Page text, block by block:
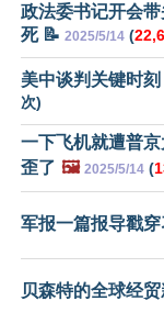
政法委书记开会
死 📝 2025/5/14 (
美中谈判关键时
次)
一下飞机就遭普
歪了 🖼️ 2025/5/14 (
军报一篇报导戳
贝森特的全球经